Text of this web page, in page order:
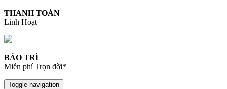
THANH TOÁN
Linh Hoạt
BẢO TRÌ
Miễn phí Trọn đời*
Toggle navigation